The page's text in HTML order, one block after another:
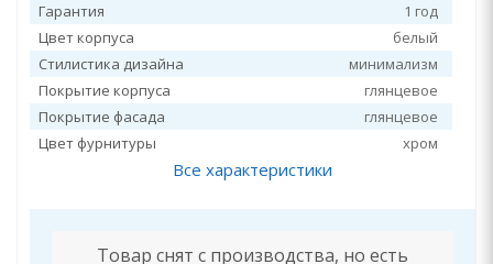
Гарантия
1 год
Цвет корпуса
белый
Стилистика дизайна
минимализм
Покрытие корпуса
глянцевое
Покрытие фасада
глянцевое
Цвет фурнитуры
хром
Все характеристики
Товар снят с производства, но есть